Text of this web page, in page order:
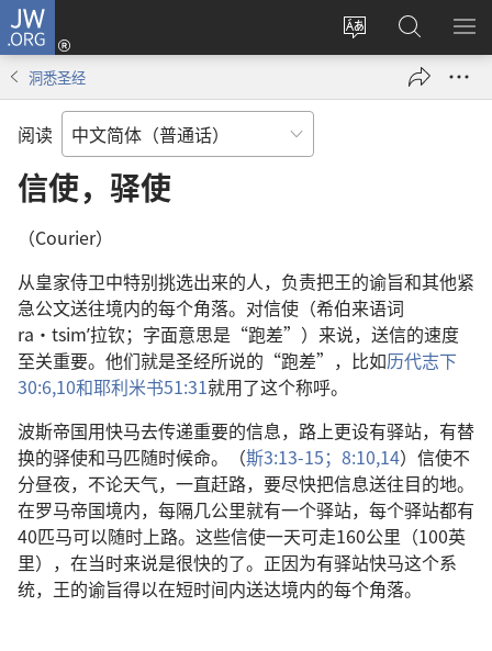
JW.ORG
更
登
录
（打
搜
索
JW.ORG
显
洞悉圣经
阅读
信使，驿使
（Courier）
从皇家侍卫中特别挑选出来的人，负责把王的谕旨和其他紧
急公文送往境内的每个角落。对信使（希伯来语词
ra·tsimʹ拉钦；字面意思是“跑差”）来说，送信的速度
至关重要。他们就是圣经所说的“跑差”，比如历代志下
30:6,10和耶利米书51:31就用了这个称呼。
波斯帝国用快马去传递重要的信息，路上更设有驿站，有替
换的驿使和马匹随时候命。（斯3:13-15； 8:10,14）信使不
分昼夜，不论天气，一直赶路，要尽快把信息送往目的地。
在罗马帝国境内，每隔几公里就有一个驿站，每个驿站都有
40匹马可以随时上路。这些信使一天可走160公里（100英
里），在当时来说是很快的了。正因为有驿站快马这个系
统，王的谕旨得以在短时间内送达境内的每个角落。